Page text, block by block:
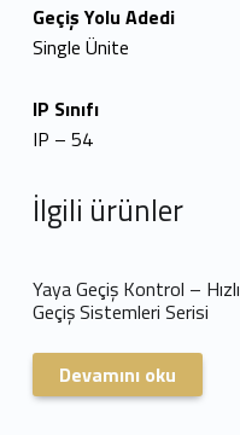
Geçiş Yolu Adedi
Single Ünite
IP Sınıfı
IP – 54
İlgili ürünler
Yaya Geçiş Kontrol – Hızlı
Geçiş Sistemleri Serisi
Devamını oku